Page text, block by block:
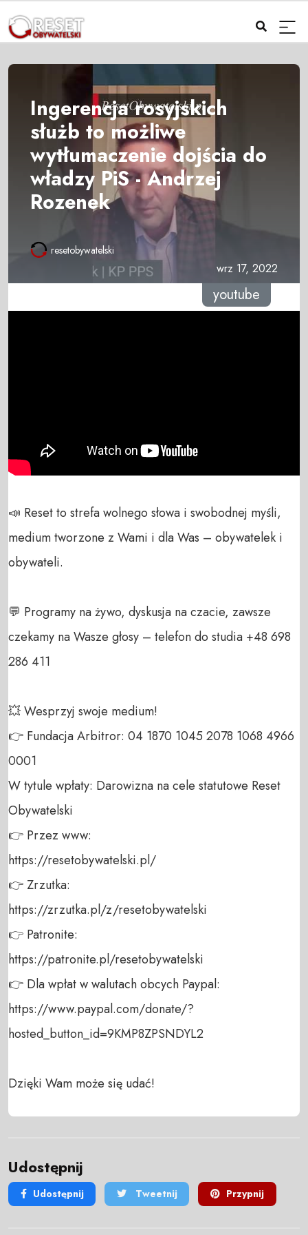
Ingerencja rosyjskich
służb to możliwe
wytłumaczenie dojścia do
władzy PiS - Andrzej
Rozenek
resetobywatelski
wrz 17, 2022
youtube
📣 Reset to strefa wolnego słowa i swobodnej myśli,
medium tworzone z Wami i dla Was – obywatelek i
obywateli.
💬 Programy na żywo, dyskusja na czacie, zawsze
czekamy na Wasze głosy – telefon do studia +48 698
286 411
💥 Wesprzyj swoje medium!
👉 Fundacja Arbitror: 04 1870 1045 2078 1068 4966
0001
W tytule wpłaty: Darowizna na cele statutowe Reset
Obywatelski
👉 Przez www:
https://resetobywatelski.pl/
👉 Zrzutka:
https://zrzutka.pl/z/resetobywatelski
👉 Patronite:
https://patronite.pl/resetobywatelski
👉 Dla wpłat w walutach obcych Paypal:
https://www.paypal.com/donate/?
hosted_button_id=9KMP8ZPSNDYL2
Dzięki Wam może się udać!
Udostępnij
Udostępnij Tweetnij Przypnij